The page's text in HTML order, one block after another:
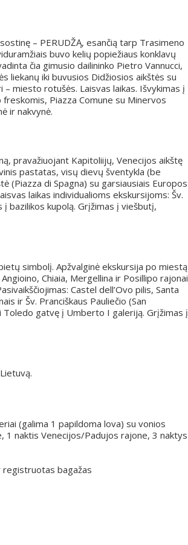
– PERUDŽĄ, esančią tarp Trasimeno
buvo kelių popiežiaus konklavų
čia gimusio dailininko Pietro Vannucci,
liekanų iki buvusios Didžiosios aikštės su
miesto rotušės. Laisvas laikas. Išvykimas į
freskomis, Piazza Comune su Minervos
ir nakvynė.
pravažiuojant Kapitoliijų, Venecijos aikštę
pastatas, visų dievų šventykla (be
(Piazza di Spagna) su garsiausiais Europos
laikas individualioms ekskursijoms: Šv.
bazilikos kupolą. Grįžimas į viešbutį,
simbolį. Apžvalginė ekskursija po miestą
Chiaia, Mergellina ir Posillipo rajonai
Castel dell’Ovo pilis, Santa
ir Šv. Pranciškaus Pauliečio (San
Toledo gatvę į Umberto I galeriją. Grįžimas į
(galima 1 papildoma lova) su vonios
1 naktis Venecijos/Padujos rajone, 3 naktys
registruotas bagažas